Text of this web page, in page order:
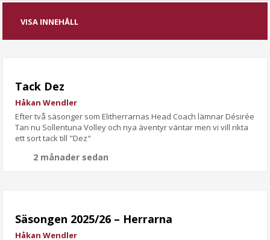
VISA INNEHÅLL
Tack Dez
Håkan Wendler
Efter två säsonger som Elitherrarnas Head Coach lämnar Désirée
Tan nu Sollentuna Volley och nya äventyr väntar men vi vill rikta
ett sort tack till "Dez"
2 månader sedan
Säsongen 2025/26 – Herrarna
Håkan Wendler